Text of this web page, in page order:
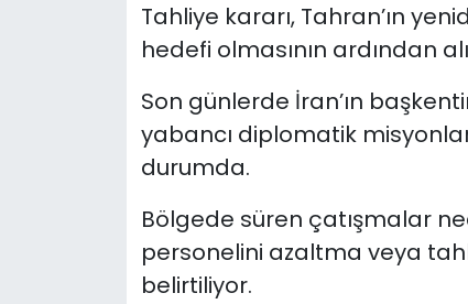
Tahliye kararı, Tahran’ın
hedefi olmasının ardından
Son günlerde İran’ın
yabancı diplomatik
durumda.
Bölgede süren çatışmalar
personelini azaltma veya
belirtiliyor.